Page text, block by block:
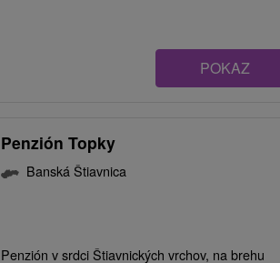
POKAZ
Penzión Topky
Banská Štiavnica
Penzión v srdci Štiavnických vrchov, na brehu